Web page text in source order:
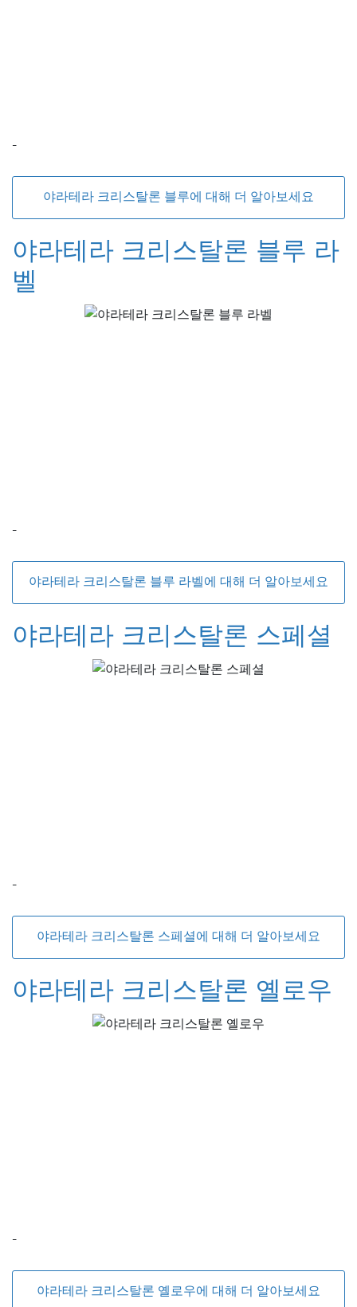
-
야라테라 크리스탈론 블루에 대해 더 알아보세요
야라테라 크리스탈론 블루 라
벨
-
야라테라 크리스탈론 블루 라벨에 대해 더 알아보세요
야라테라 크리스탈론 스페셜
-
야라테라 크리스탈론 스페셜에 대해 더 알아보세요
야라테라 크리스탈론 옐로우
-
야라테라 크리스탈론 옐로우에 대해 더 알아보세요